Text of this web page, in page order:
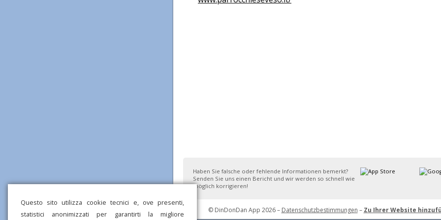
Questo sito utilizza cookie tecnici e, ove presenti,
statistici anonimizzati per garantirti la migliore
Haben Sie falsche oder fehlende Informationen bemerkt?
Senden Sie uns einen Bericht und wir werden so schnell wie
möglich korrigieren!
© DinDonDan App 2026 – Datenschutzbestimmungen – Zu Ihrer Website